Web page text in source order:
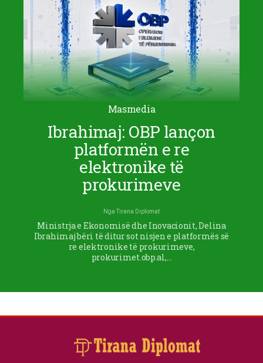
Masmedia
Ibrahimaj: OBP lançon
platformën e re
elektronike të
prokurimeve
NgaTirana Diplomat
Ministrja e Ekonomisë dhe Inovacionit, Delina
Ibrahimaj bëri të ditur sot nisjen e platformës së
re elektronike të prokurimeve,
prokurimet.obp.al,…